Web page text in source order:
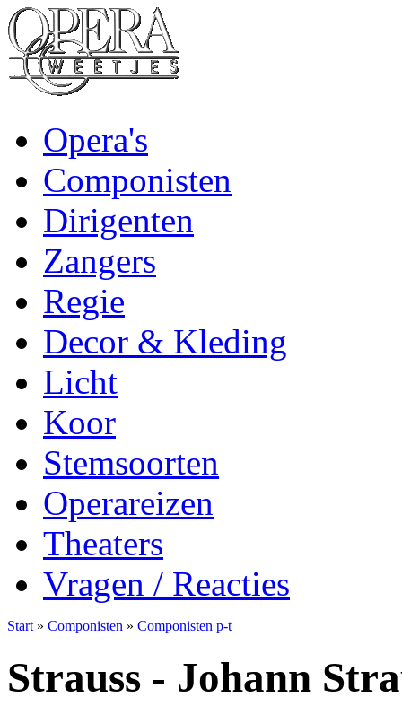
Opera's
Componisten
Dirigenten
Zangers
Regie
Decor & Kleding
Licht
Koor
Stemsoorten
Operareizen
Theaters
Vragen / Reacties
Start » Componisten » Componisten p-t
Strauss - Johann